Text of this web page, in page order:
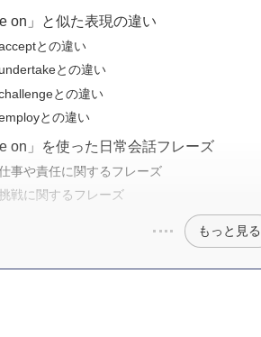
on」と似た表現の違い
との違い
undertakeとの違い
との違い
との違い
on」を使った日常会話フレーズ
事や責任に関するフレーズ
戦に関するフレーズ
もっと見る